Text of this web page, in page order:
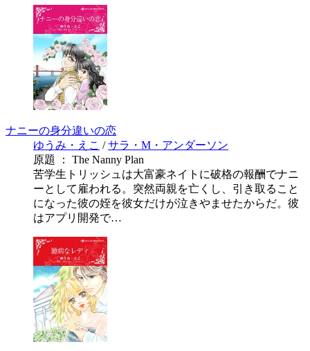
ナニーの身分違いの恋
ゆうみ・えこ /サラ・M・アンダーソン
原題 ： The Nanny Plan
苦学生トリッシュは大富豪ネイトに破格の報酬でナニ
ーとして雇われる。突然両親を亡くし、引き取ること
になった彼の姪を彼女だけが泣きやませたからだ。彼
はアプリ開発で…